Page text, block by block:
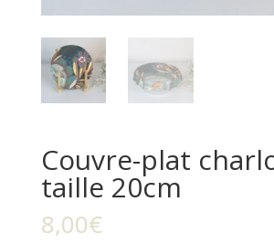
Couvre-plat
taille 20cm
8,00€